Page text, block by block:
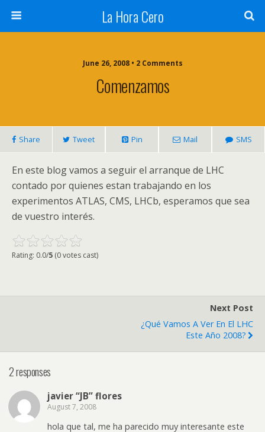
La Hora Cero
June 26, 2008 • 2 Comments
Comenzamos
Share Tweet Pin Mail SMS
En este blog vamos a seguir el arranque de LHC
contado por quienes estan trabajando en los
experimentos ATLAS, CMS, LHCb, esperamos que sea
de vuestro interés.
Rating: 0.0/5 (0 votes cast)
Next Post
¿Qué Vamos A Ver En El LHC
Este Año 2008?
2 responses
javier “JB” flores
August 7, 2008
hola que tal, me ha parecido muy interesante este